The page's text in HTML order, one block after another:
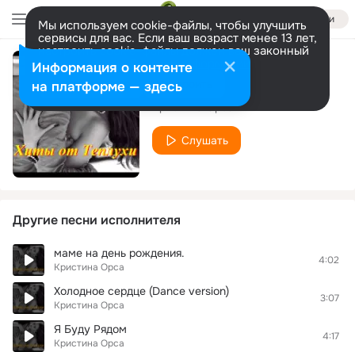
Войти
Мы используем cookie-файлы, чтобы улучшить
сервисы для вас. Если ваш возраст менее 13 лет,
настроить cookie-файлы должен ваш законный
представитель. Больше информации
Разрешить все Настроить
Токсик
Кристина Орса
Слушать
Другие песни исполнителя
маме на день рождения.
Кристина Орса
4:02
Холодное сердце (Dance version)
Кристина Орса
3:07
Я Буду Рядом
Кристина Орса
4:17
Информация о контенте
на платформе — здесь